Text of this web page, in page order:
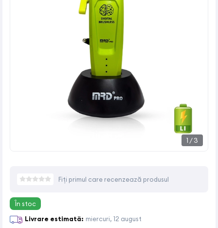
1 /3
Fiți primul care recenzează produsul
În stoc
Livrare estimată: miercuri, 12 august